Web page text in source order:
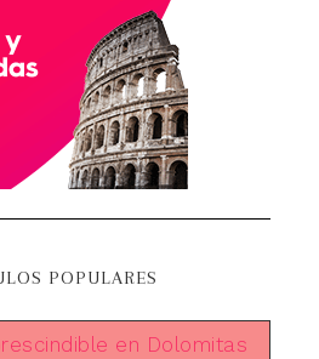
POPULARES
en Dolomitas